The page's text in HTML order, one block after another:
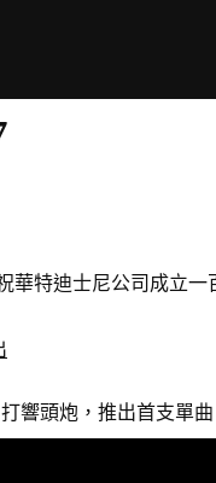
華特迪士尼公司成立
響頭炮，推出首支單曲